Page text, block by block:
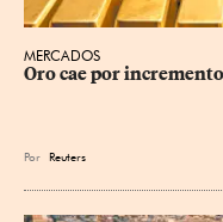
MERCADOS
Oro cae por
Por Reuters